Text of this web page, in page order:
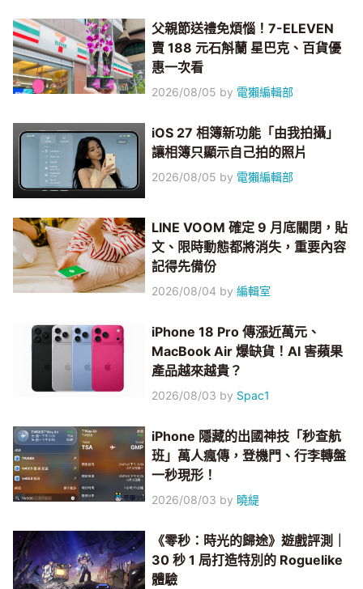
父親節送禮免煩惱！7-ELEVEN
賣 188 元石斛蘭 星巴克、百貨優
惠一次看
2026/08/05 by 電獺編輯部
iOS 27 相簿新功能「由我拍攝」
讓相簿只顯示自己拍的照片
2026/08/05 by 電獺編輯部
LINE VOOM 確定 9 月底關閉，貼
文、限時動態都將消失，重要內容
記得先備份
2026/08/04 by編輯室
iPhone 18 Pro 傳漲近萬元、
MacBook Air 爆缺貨！AI 害蘋果
產品越來越貴？
2026/08/03 by Spac1
iPhone 隱藏的出國神技「秒查航
班」萬人瘋傳，登機門、行李轉盤
一秒現形！
2026/08/03 by 曉緹
《零秒：時光的歸途》遊戲評測｜
30 秒 1 局打造特別的 Roguelike
體驗